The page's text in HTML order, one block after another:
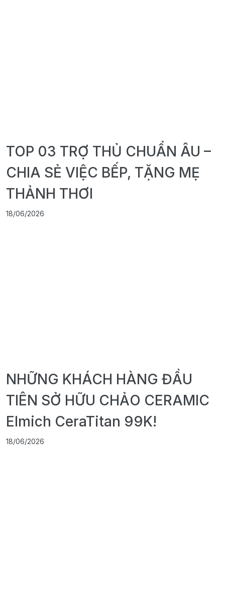
TOP 03 TRỢ THỦ CHUẨN ÂU –
CHIA SẺ VIỆC BẾP, TẶNG MẸ
THẢNH THƠI
18/06/2026
NHỮNG KHÁCH HÀNG ĐẦU
TIÊN SỞ HỮU CHẢO CERAMIC
Elmich CeraTitan 99K!
18/06/2026